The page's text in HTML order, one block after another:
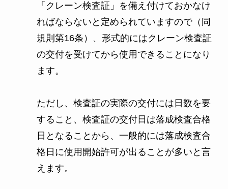
「クレーン検査証」を備え付けておかなけ
ればならないと定められていますので（同
規則第16条）、形式的にはクレーン検査証
の交付を受けてから使用できることになり
ます。
ただし、検査証の実際の交付には日数を要
すること、検査証の交付日は落成検査合格
日となることから、一般的には落成検査合
格日に使用開始許可が出ることが多いと言
えます。